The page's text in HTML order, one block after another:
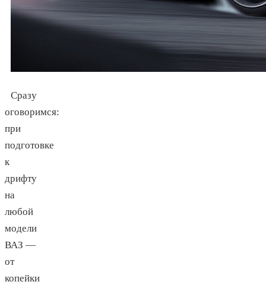
Сразу
оговоримся:
при
подготовке
к
дрифту
на
любой
модели
ВАЗ —
от
копейки